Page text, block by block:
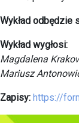
Wykład odbędzie
Wykład wygłosi:
Magdalena
Mariusz
Zapisy: https://